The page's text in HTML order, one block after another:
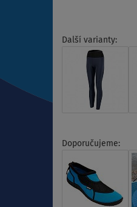
Další varianty:
Doporučujeme: